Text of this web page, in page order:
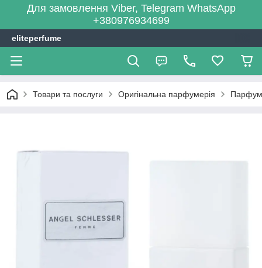
Для замовлення Viber, Telegram WhatsApp
+380976934699
eliteperfume
Товари та послуги Оригінальна парфумерія